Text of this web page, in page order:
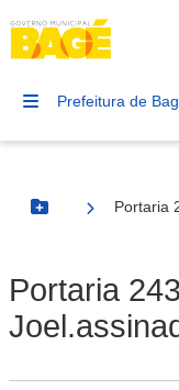
Prefeitura de
Botão Menu
Portaria
Portaria